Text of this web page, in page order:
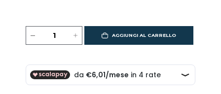
AGGIUNGI AL CARRELLO